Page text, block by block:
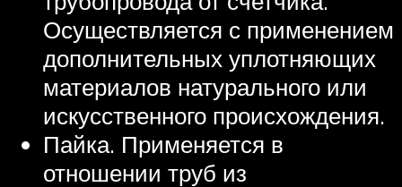
Осуществляется с применением
дополнительных уплотняющих
материалов натурального или
искусственного происхождения.
Пайка. Применяется в
отношении труб из